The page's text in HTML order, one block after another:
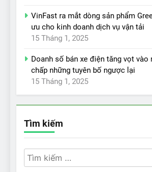
VinFast ra mắt dòng sản phẩm
ưu cho kinh doanh dịch vụ vận tải
15 Tháng 1, 2025
Doanh số bán xe điện tăng vọt vào
chấp những tuyên bố ngược lại
15 Tháng 1, 2025
Tìm kiếm
Tìm
kiếm